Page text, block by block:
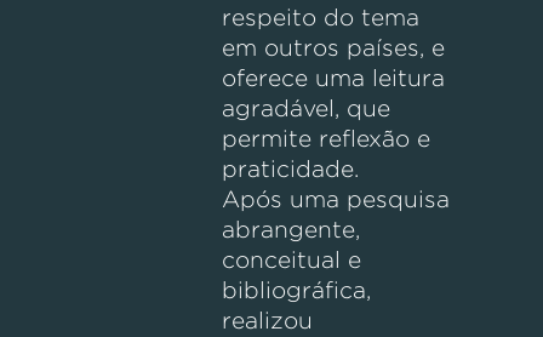
respeito do tema
em outros países, e
oferece uma leitura
agradável, que
permite reflexão e
praticidade.
Após uma pesquisa
abrangente,
conceitual e
bibliográfica,
realizou